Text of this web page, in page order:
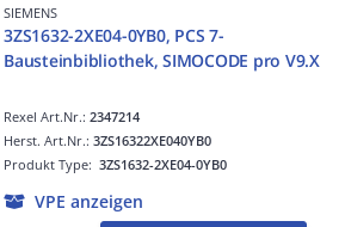
SIEMENS
3ZS1632-2XE04-0YB0, PCS 7-
Bausteinbibliothek, SIMOCODE pro V9.X
Rexel Art.Nr.: 2347214
Produkt Type: 3ZS1632-2XE04-0YB0
Herst. Art.Nr.: 3ZS16322XE040YB0
VPE anzeigen